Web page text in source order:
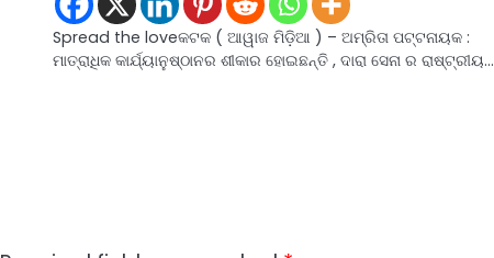
Spread the loveକଟକ ( ଆୱାଜ ମିଡ଼ିଆ ) – ଅମ୍ରିତା ପଟ୍ଟନାୟକ :
ମାତ୍ରାଧିକ କାର୍ଯ୍ୟାନୁଷ୍ଠାନର ଶୀକାର ହୋଇଛନ୍ତି , ଦାରା ସେନା ର ରାଷ୍ଟ୍ରୀୟ…